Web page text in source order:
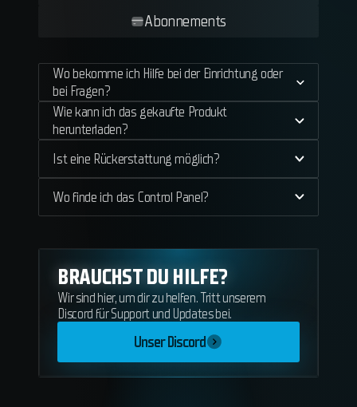
Abonnements
Wo bekomme ich Hilfe bei der Einrichtung oder
bei Fragen?
Wie kann ich das gekaufte Produkt
herunterladen?
Ist eine Rückerstattung möglich?
Wo finde ich das Control Panel?
BRAUCHST DU HILFE?
Wir sind hier, um dir zu helfen. Tritt unserem
Discord für Support und Updates bei.
Unser Discord